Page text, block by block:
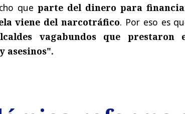
queparte del dinero para
viene del narcotráfico. Por eso es
vagabundos que prestaron